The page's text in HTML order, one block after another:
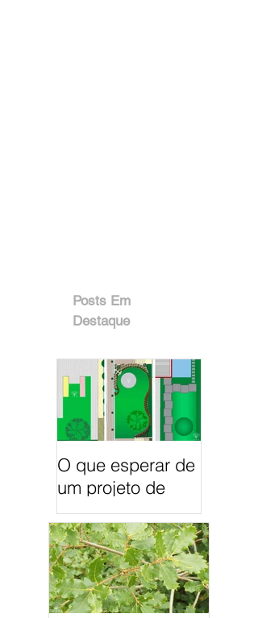
Posts Em
Destaque
O que esperar de
um projeto de
Arquitetura
Paisagista